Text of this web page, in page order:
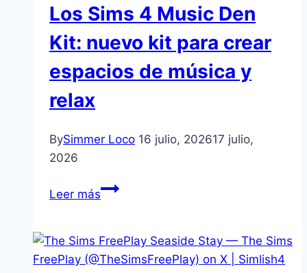
fallos
parche
Los Sims 4 Music Den
Kit: nuevo kit para crear
espacios de música y
relax
BySimmer Loco 16 julio, 202617 julio,
2026
Leer másLos
Music
Den